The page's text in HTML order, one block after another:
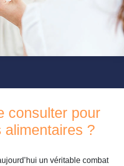
consulter pour
alimentaires ?
un véritable combat